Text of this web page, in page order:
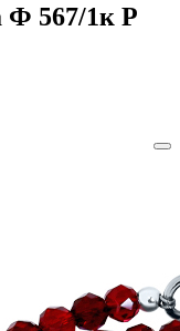
Ф 567/1к Р